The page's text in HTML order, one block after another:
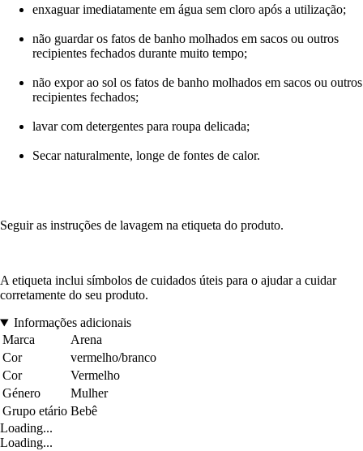
enxaguar imediatamente em água sem cloro após a utilização;
não guardar os fatos de banho molhados em sacos ou outros
recipientes fechados durante muito tempo;
não expor ao sol os fatos de banho molhados em sacos ou outros
recipientes fechados;
lavar com detergentes para roupa delicada;
Secar naturalmente, longe de fontes de calor.
Seguir as instruções de lavagem na etiqueta do produto.
A etiqueta inclui símbolos de cuidados úteis para o ajudar a cuidar
corretamente do seu produto.
Informações adicionais
Marca
Arena
Cor
vermelho/branco
Cor
Vermelho
Género
Mulher
Grupo etário Bebê
Loading...
Loading...